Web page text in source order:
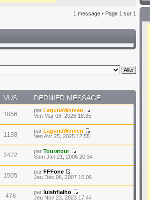
1 message • Page 1 sur 1
VUS DERNIER MESSAGE
1056
par LagunaWomen
Ven Mar 06, 2026 18:35
1138
par LagunaWomen
Ven Avr 25, 2025 12:55
2472
par Touratour
Sam Jan 21, 2006 20:34
1505
par FFFone
Jeu Déc 06, 2007 16:06
478
par luishfialho
Jeu Nov 23, 2023 17:44